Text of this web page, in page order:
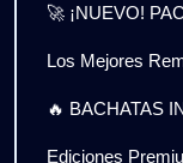
🚀 ¡NUEVO!
Los Mejores
🔥 BACHATAS
Ediciones